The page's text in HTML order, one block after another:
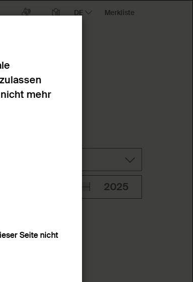
Merkliste
mehr
Seite nicht